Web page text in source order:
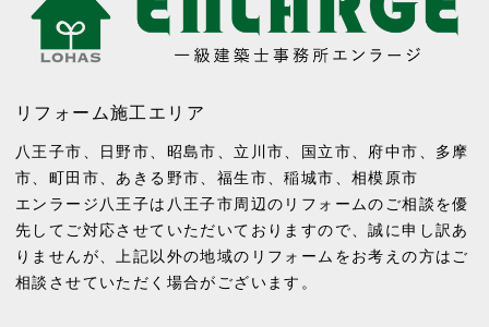
リフォーム施工エリア
八王子市 日野市 昭島市 立川市 国立市 府中市
多摩
市
町田市 あきる野市 福生市 、稲城市 、相模原市
エンラージ八王子は八王子市周辺のリフォームのご相談を優
先してご対応させていただいておりますので、誠に申し訳あ
りませんが、上記以外の地域のリフォームをお考えの方はご
相談させていただく場合がございます。